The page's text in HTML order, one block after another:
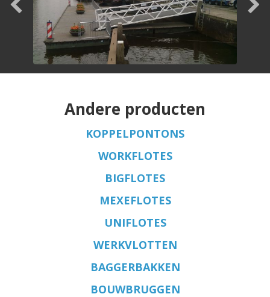
Andere producten
KOPPELPONTONS
WORKFLOTES
BIGFLOTES
MEXEFLOTES
UNIFLOTES
WERKVLOTTEN
BAGGERBAKKEN
BOUWBRUGGEN